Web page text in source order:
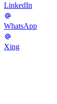
LinkedIn
WhatsApp
Xing